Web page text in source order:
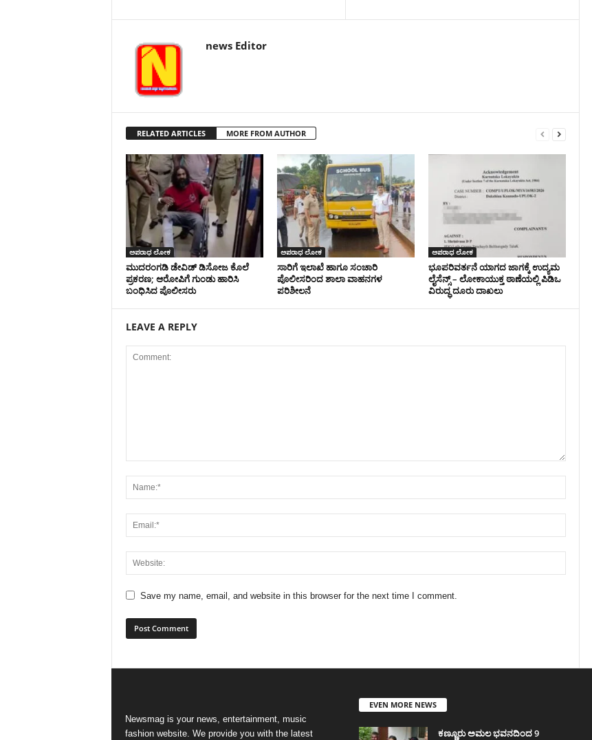
news Editor
RELATED ARTICLES MORE FROM AUTHOR
ಅಪರಾಧ ಲೋಕ
ಮುದರಂಗಡಿ ಡೇವಿಡ್ ಡಿಸೋಜ ಕೊಲೆ
ಪ್ರಕರಣ; ಆರೋಪಿಗೆ ಗುಂಡು ಹಾರಿಸಿ
ಬಂಧಿಸಿದ ಪೊಲೀಸರು
ಅಪರಾಧ ಲೋಕ
ಸಾರಿಗೆ ಇಲಾಖೆ ಹಾಗೂ ಸಂಚಾರಿ
ಪೊಲೀಸರಿಂದ ಶಾಲಾ ವಾಹನಗಳ
ಪರಿಶೀಲನೆ
ಅಪರಾಧ ಲೋಕ
ಭೂಪರಿವರ್ತನೆ ಯಾಗದ ಜಾಗಕ್ಕೆ ಉದ್ಯಮ
ಲೈಸೆನ್ಸ್ – ಲೋಕಾಯುಕ್ತ ಠಾಣೆಯಲ್ಲಿ ಪಿಡಿಒ
ವಿರುದ್ಧ ದೂರು ದಾಖಲು
LEAVE A REPLY
Save my name, email, and website in this browser for the next time I comment.
Newsmag is your news, entertainment, music
fashion website. We provide you with the latest
EVEN MORE NEWS
ಕಣ್ಣೂರು ಅಮಲ ಭವನದಿಂದ 9